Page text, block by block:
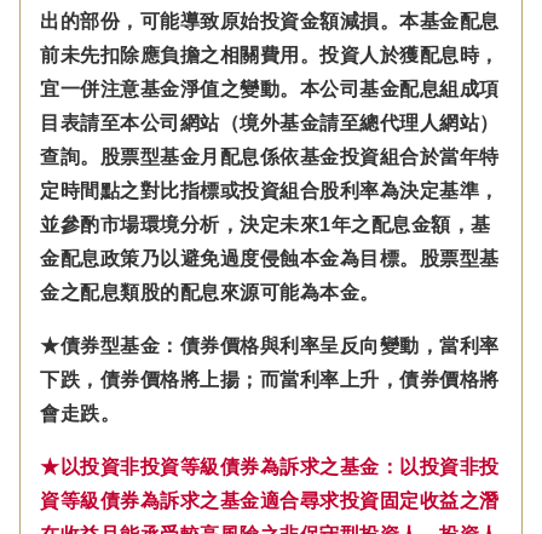
出的部份，可能導致原始投資金額減損。本基金配息
前未先扣除應負擔之相關費用。投資人於獲配息時，
宜一併注意基金淨值之變動。本公司基金配息組成項
目表請至本公司網站（境外基金請至總代理人網站）
查詢。股票型基金月配息係依基金投資組合於當年特
定時間點之對比指標或投資組合股利率為決定基準，
並參酌市場環境分析，決定未來1年之配息金額，基
金配息政策乃以避免過度侵蝕本金為目標。股票型基
金之配息類股的配息來源可能為本金。
★債券型基金：債券價格與利率呈反向變動，當利率
下跌，債券價格將上揚；而當利率上升，債券價格將
會走跌。
★以投資非投資等級債券為訴求之基金：以投資非投
資等級債券為訴求之基金適合尋求投資固定收益之潛